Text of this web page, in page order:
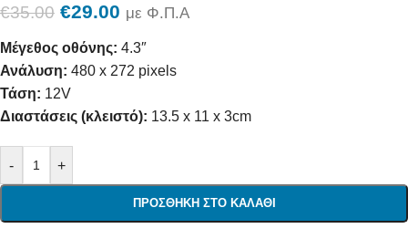
€35.00 €29.00 με Φ.Π.Α
Μέγεθος οθόνης: 4.3″
Ανάλυση: 480 x 272 pixels
Τάση: 12V
Διαστάσεις (κλειστό): 13.5 x 11 x 3cm
- +
ΠΡΟΣΘΉΚΗ ΣΤΟ ΚΑΛΆΘΙ